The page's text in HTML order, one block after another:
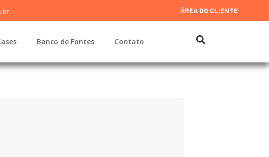
ÁREA DO CLIENTE
Banco de Fontes Contato